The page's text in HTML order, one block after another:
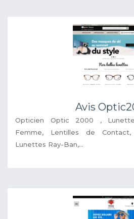
Avis
Opticien Optic 2000 ,
Femme, Lentilles de
Lunettes Ray-Ban,...